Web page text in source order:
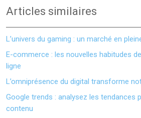
Articles similaires
L’univers du gaming : un marché en
E-commerce : les nouvelles habitudes
ligne
L’omniprésence du digital transforme
Google trends : analysez les tendances
contenu